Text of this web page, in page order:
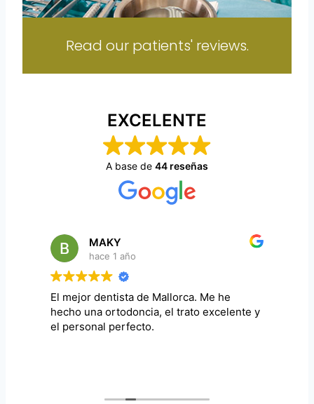
Read our patients' reviews.
EXCELENTE
A base de 44 reseñas
MAKY
hace 1 año
El mejor dentista de Mallorca. Me he
hecho una ortodoncia, el trato excelente y
el personal perfecto.